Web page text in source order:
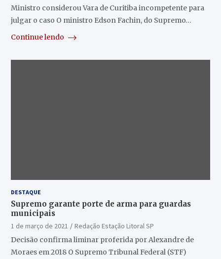
Ministro considerou Vara de Curitiba incompetente para
julgar o caso O ministro Edson Fachin, do Supremo…
Continue lendo
DESTAQUE
Supremo garante porte de arma para guardas
municipais
1 de março de 2021
Redação Estação Litoral SP
Decisão confirma liminar proferida por Alexandre de
Moraes em 2018 O Supremo Tribunal Federal (STF)